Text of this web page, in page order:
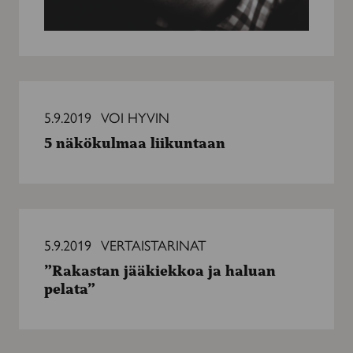
näkökulmaa
liikuntaan
5.9.2019 VOI HYVIN
5 näkökulmaa liikuntaan
jääkiekkoa
haluan
pelata”
5.9.2019 VERTAISTARINAT
”Rakastan jääkiekkoa ja haluan
pelata”